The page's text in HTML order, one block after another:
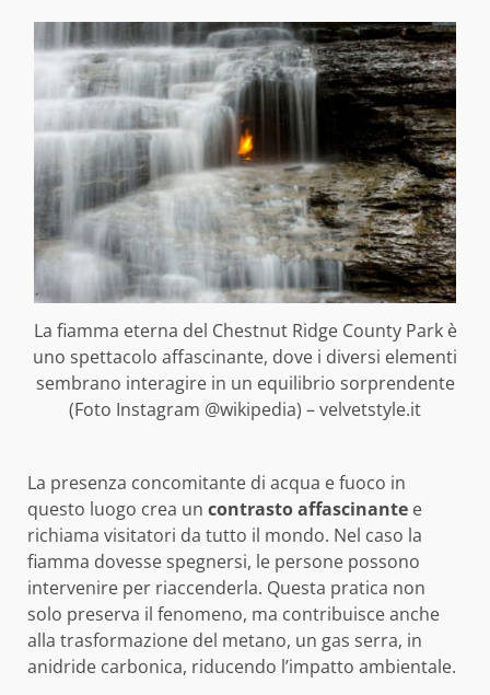
La fiamma eterna del Chestnut Ridge County Park è
uno spettacolo affascinante, dove i diversi elementi
sembrano interagire in un equilibrio sorprendente
(Foto Instagram @wikipedia) – velvetstyle.it
La presenza concomitante di acqua e fuoco in
questo luogo crea un contrasto affascinante e
richiama visitatori da tutto il mondo. Nel caso la
fiamma dovesse spegnersi, le persone possono
intervenire per riaccenderla. Questa pratica non
solo preserva il fenomeno, ma contribuisce anche
alla trasformazione del metano, un gas serra, in
anidride carbonica, riducendo l’impatto ambientale.